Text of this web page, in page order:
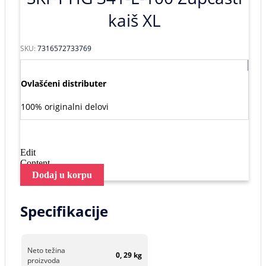
kaiš XL
SKU:7316572733769
Ovlašćeni distributer
100% originalni delovi
Edit
Content
Dodaj u korpu
Specifikacije
Neto težina
proizvoda
0, 29 kg